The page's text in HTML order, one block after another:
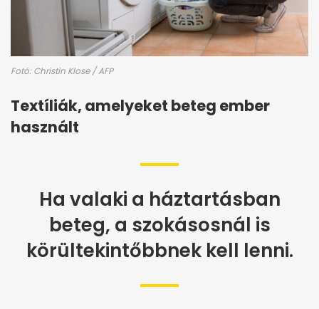
Fotó: Christin Klose / AFP
Textíliák, amelyeket beteg ember
használt
Ha valaki a háztartásban
beteg, a szokásosnál is
körültekintőbbnek kell lenni.